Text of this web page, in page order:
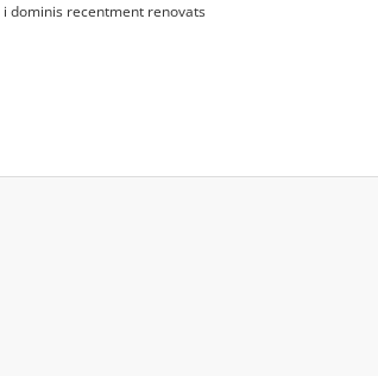
i dominis recentment renovats